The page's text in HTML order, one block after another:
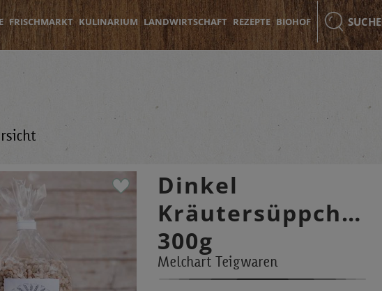
FRISCHMARKT KULINARIUM LANDWIRTSCHAFT REZEPTE BIOHOF SUCHE
Dinkel
Kräutersüppchen
300g
Melchart Teigwaren